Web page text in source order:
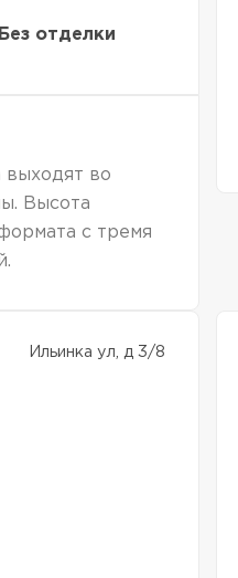
Без отделки
выходят во
Высота
с тремя
Ильинка ул, д 3/8